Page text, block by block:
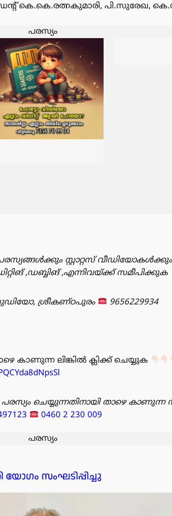
കെ.കെ.രത്നകുമാരി, പി.സുരേഖ,
പരസ്യം
സ്റ്റാറ്റസ് വീഡിയോകൾക്കും
,ഡബ്ബിങ് ,എന്നിവയ്ക്ക് സമീപിക്കുക
ശ്രീകണ്ഠപുരം 9656229934
കാണുന്ന ലിങ്കിൽ ക്ലിക്ക് ചെയ്യുക
ചെയ്യുന്നതിനായി താഴെ കാണുന്ന
0460 2 230 009
പരസ്യം
സംഘടിപ്പിച്ചു